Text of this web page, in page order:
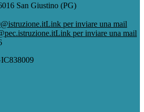
San Giustino (PG)
Link per inviare una mail
Link per inviare una mail